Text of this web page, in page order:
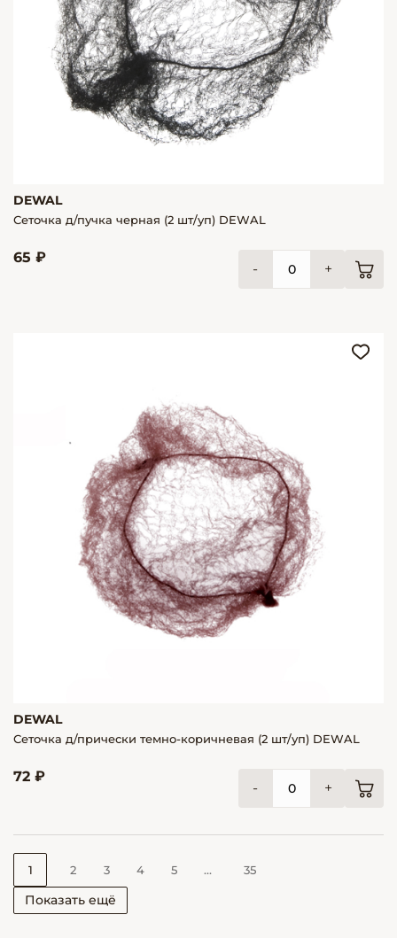
DEWAL
Сеточка д/пучка черная (2 шт/уп) DEWAL
65 ₽
- +
DEWAL
Сеточка д/прически темно-коричневая (2 шт/уп) DEWAL
72 ₽
- +
Показать ещё
1 2 3 4 5 ... 35